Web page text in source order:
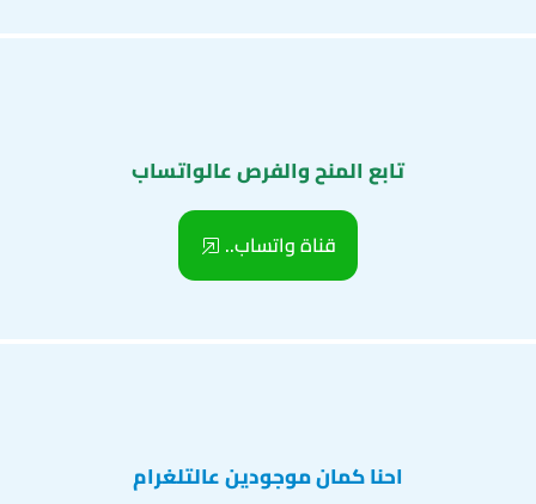
تابع المنح والفرص عالواتساب
قناة واتساب..
احنا كمان موجودين عالتلغرام